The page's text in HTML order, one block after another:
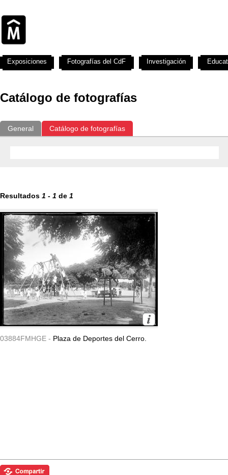
Catálogo de fotografías
General Catálogo de fotografías
Resultados 1 - 1 de 1
03884FMHGE - Plaza de Deportes del Cerro.
Exposiciones Fotografías del CdF Investigación